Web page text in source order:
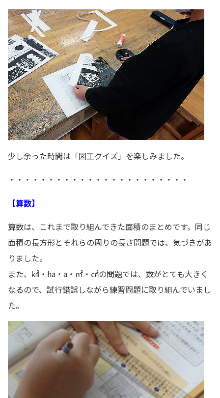
少し余った時間は「図工クイズ」を楽しみました。
・・・・・・・・・・・・・・・・・・・・・・・
【算数】
算数は、これまで取り組んできた面積のまとめです。同じ
面積の長方形とそれらの周りの長さ問題では、気づきがあ
りました。
また、㎢・ha・a・㎡・㎠の問題では、数がとても大きく
なるので、試行錯誤しながら練習問題に取り組んでいまし
た。